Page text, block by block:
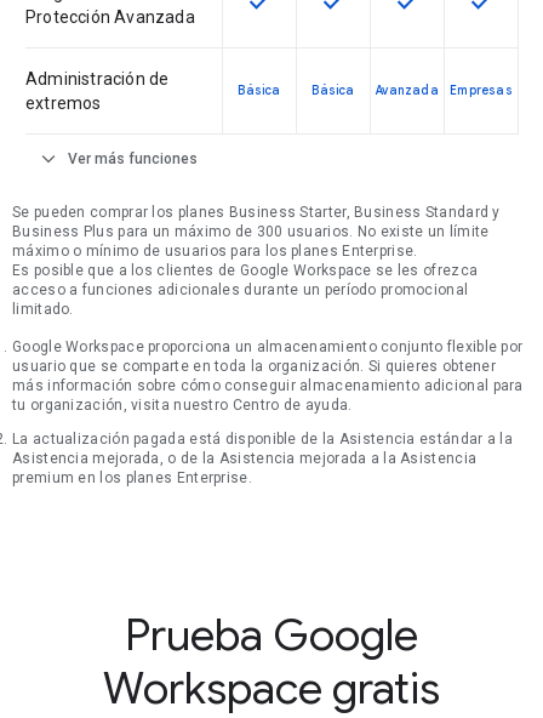
Protección Avanzada
Administración de
extremos
Básica Básica Avanzada Empresas
expand_more Ver más funciones
Se pueden comprar los planes Business Starter, Business Standard y
Business Plus para un máximo de 300 usuarios. No existe un límite
máximo o mínimo de usuarios para los planes Enterprise.
Es posible que a los clientes de Google Workspace se les ofrezca
acceso a funciones adicionales durante un período promocional
limitado.
Google Workspace proporciona un almacenamiento conjunto flexible por
usuario que se comparte en toda la organización. Si quieres obtener
más información sobre cómo conseguir almacenamiento adicional para
tu organización, visita nuestro Centro de ayuda.
La actualización pagada está disponible de la Asistencia estándar a la
Asistencia mejorada, o de la Asistencia mejorada a la Asistencia
premium en los planes Enterprise.
Prueba Google
Workspace gratis